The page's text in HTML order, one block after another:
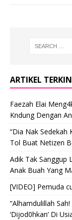
ARTIKEL
Faezah Elai
Kndung Dengan
“Dia Nak
Tol Buat Netizen
Adik Tak Sanggup
Anak Buah Yang
[VIDEO] Pemuda
“Alhamdulillah
‘Dijod0hkan’ Di